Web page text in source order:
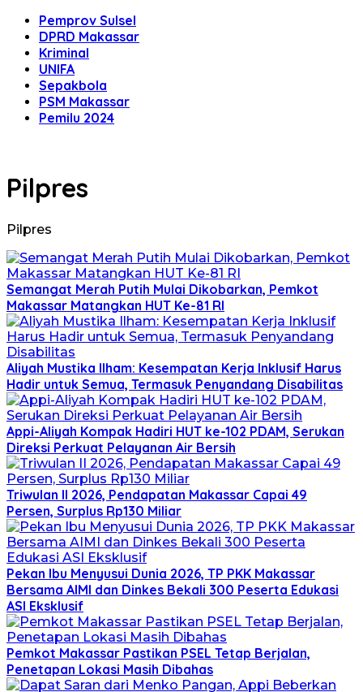
Pemprov Sulsel
DPRD Makassar
Kriminal
UNIFA
Sepakbola
PSM Makassar
Pemilu 2024
Pilpres
Pilpres
Semangat Merah Putih Mulai Dikobarkan, Pemkot
Makassar Matangkan HUT Ke-81 RI
Aliyah Mustika Ilham: Kesempatan Kerja Inklusif Harus
Hadir untuk Semua, Termasuk Penyandang Disabilitas
Appi-Aliyah Kompak Hadiri HUT ke-102 PDAM, Serukan
Direksi Perkuat Pelayanan Air Bersih
Triwulan II 2026, Pendapatan Makassar Capai 49
Persen, Surplus Rp130 Miliar
Pekan Ibu Menyusui Dunia 2026, TP PKK Makassar
Bersama AIMI dan Dinkes Bekali 300 Peserta Edukasi
ASI Eksklusif
Pemkot Makassar Pastikan PSEL Tetap Berjalan,
Penetapan Lokasi Masih Dibahas